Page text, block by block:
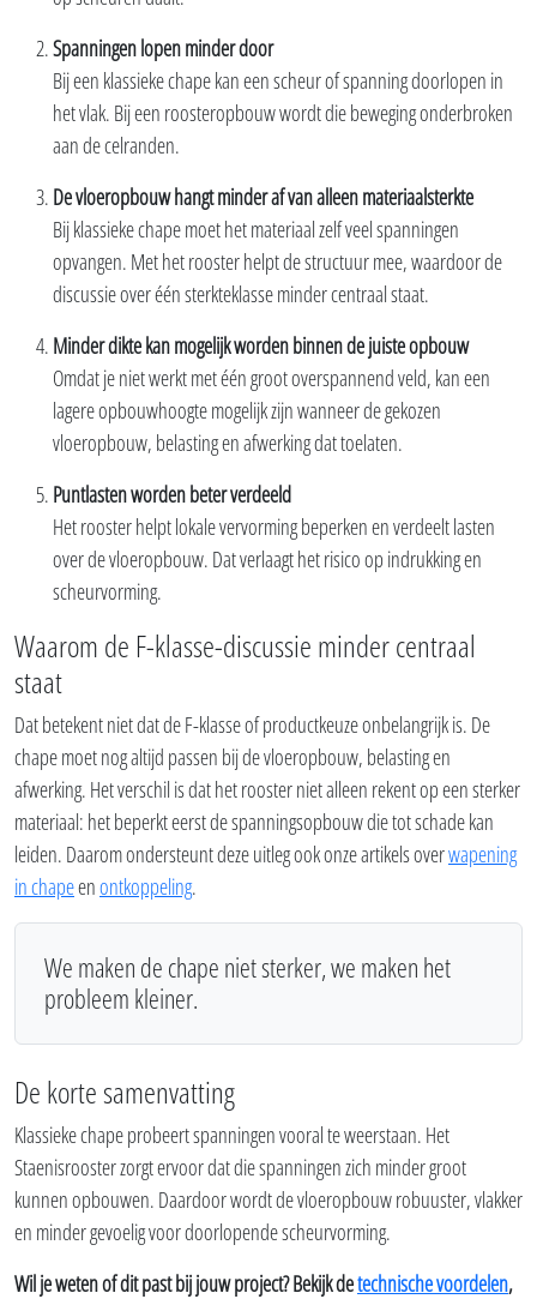
Spanningen lopen minder door
Bij een klassieke chape kan een scheur of spanning doorlopen in
het vlak. Bij een roosteropbouw wordt die beweging onderbroken
aan de celranden.
De vloeropbouw hangt minder af van alleen materiaalsterkte
Bij klassieke chape moet het materiaal zelf veel spanningen
opvangen. Met het rooster helpt de structuur mee, waardoor de
discussie over één sterkteklasse minder centraal staat.
Minder dikte kan mogelijk worden binnen de juiste opbouw
Omdat je niet werkt met één groot overspannend veld, kan een
lagere opbouwhoogte mogelijk zijn wanneer de gekozen
vloeropbouw, belasting en afwerking dat toelaten.
Puntlasten worden beter verdeeld
Het rooster helpt lokale vervorming beperken en verdeelt lasten
over de vloeropbouw. Dat verlaagt het risico op indrukking en
scheurvorming.
Waarom de F-klasse-discussie minder centraal
staat
Dat betekent niet dat de F-klasse of productkeuze onbelangrijk is. De
chape moet nog altijd passen bij de vloeropbouw, belasting en
afwerking. Het verschil is dat het rooster niet alleen rekent op een sterker
materiaal: het beperkt eerst de spanningsopbouw die tot schade kan
leiden. Daarom ondersteunt deze uitleg ook onze artikels overwapening
in chapeenontkoppeling.
We maken de chape niet sterker, we maken het
probleem kleiner.
De korte samenvatting
Klassieke chape probeert spanningen vooral te weerstaan. Het
Staenisrooster zorgt ervoor dat die spanningen zich minder groot
kunnen opbouwen. Daardoor wordt de vloeropbouw robuuster, vlakker
en minder gevoelig voor doorlopende scheurvorming.
Wil je weten of dit past bij jouw project? Bekijk detechnische voordelen,